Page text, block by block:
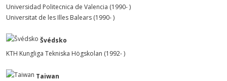
Universidad Politecnica de Valencia (1990- )
Universitat de les Illes Balears (1990- )
Švédsko
KTH Kungliga Tekniska Högskolan (1992- )
Taiwan